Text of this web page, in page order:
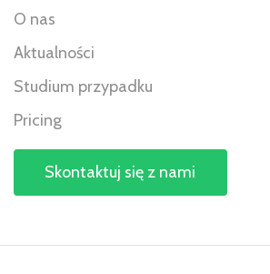
O nas
Aktualności
Studium przypadku
Pricing
Skontaktuj się z nami